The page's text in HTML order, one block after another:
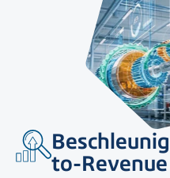
to-Revenue